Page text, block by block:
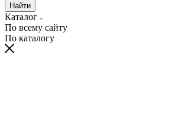
Найти
Каталог
По всему сайту
По каталогу